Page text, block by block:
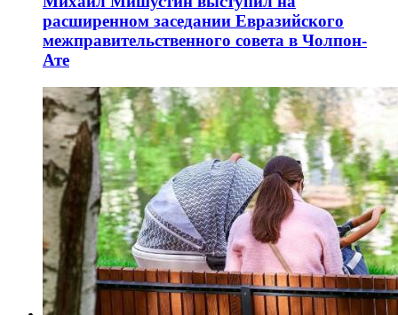
расширенном заседании Евразийского
межправительственного совета в Чолпон-
Ате